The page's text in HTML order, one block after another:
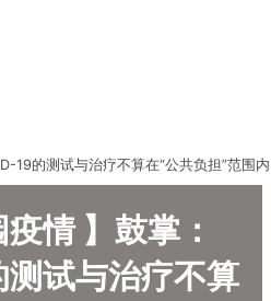
19的测试与治疗不算在“公共负担”范围内
疫情 】鼓掌：
试与治疗不算